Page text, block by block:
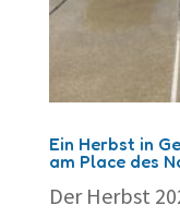
Ein Herbst in
am Place des
Der Herbst